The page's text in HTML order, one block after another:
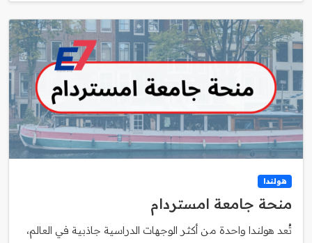
هولندا
منحة جامعة امستردام
تُعد هولندا واحدة من أكثر الوجهات الدراسية جاذبية في العالم،